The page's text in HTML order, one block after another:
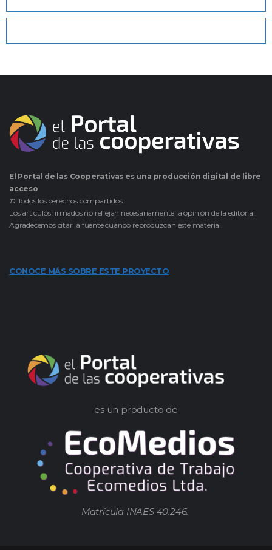
El Portal de las Cooperativas es una producción digital de libre
acceso
© Todos los derechos compartidos.
Los artículos firmados no reflejan necesariamente la opinión de la editorial.
Agradecemos citar la fuente cuando reproduzcan este material.
CONOCE MÁS SOBRE ESTE PROYECTO
es un producto de
Matrícula INAES 40.246.